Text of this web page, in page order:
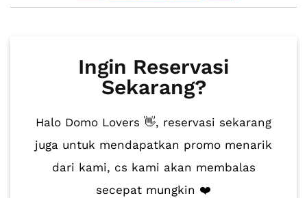
Ingin Reservasi
Sekarang?
Halo Domo Lovers 👋, reservasi sekarang
juga untuk mendapatkan promo menarik
dari kami, cs kami akan membalas
secepat mungkin ❤️